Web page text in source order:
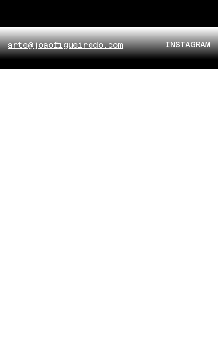
INSTAGRAM
arte@joaofigueiredo.com